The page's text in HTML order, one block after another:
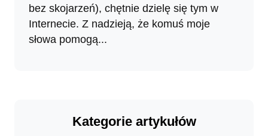
bez skojarzeń), chętnie dzielę się tym w
Internecie. Z nadzieją, że komuś moje
słowa pomogą...
Kategorie artykułów